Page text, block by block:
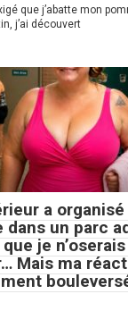
que j’abatte mon
j’ai découvert
a organisé
dans un parc
je
Mais ma